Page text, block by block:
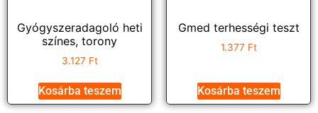
Gyógyszeradagoló heti
színes, torony
3.127 Ft
Kosárba teszem
Gmed terhességi teszt
1.377 Ft
Kosárba teszem